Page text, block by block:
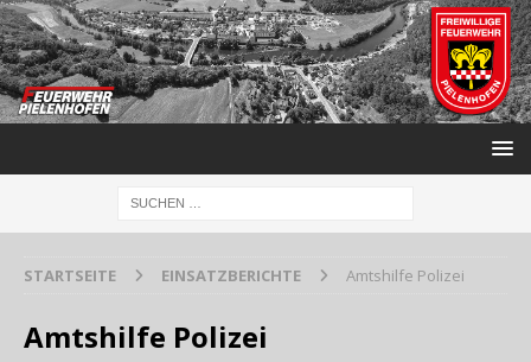
STARTSEITE EINSATZBERICHTE Amtshilfe Polizei
Amtshilfe Polizei